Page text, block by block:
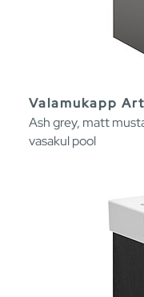
Valamukapp
Ash grey, matt
vasakul pool